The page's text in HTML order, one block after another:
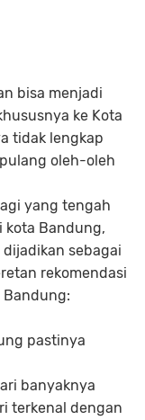
bisa menjadi
ke Kota
tidak lengkap
oleh-oleh
yang tengah
kota Bandung,
sebagai
rekomendasi
Bandung:
pastinya
banyaknya
terkenal dengan